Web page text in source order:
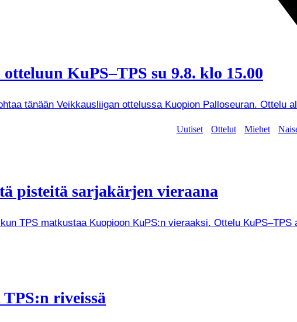
Uutiset Ottelut Miehet
KuPS–TPS su 9.8. klo 15.00
tänään Veikkausliigan ottelussa Kuopion Palloseuran. Ottelu
pisteitä sarjakärjen vieraana
TPS matkustaa Kuopioon KuPS:n vieraaksi. Ottelu
riveissä